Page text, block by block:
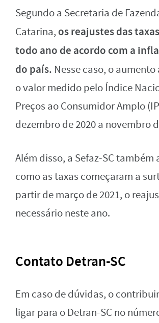
Segundo a Secretaria de
Catarina, os reajustes das
todo ano de acordo com a
do país. Nesse caso, o
o valor medido pelo Índice
Preços ao Consumidor Amplo
dezembro de 2020 a novembro
Além disso, a Sefaz-SC também
como as taxas começaram a
partir de março de 2021, o
necessário neste ano.
Contato Detran-SC
Em caso de dúvidas, o
ligar para o Detran-SC no